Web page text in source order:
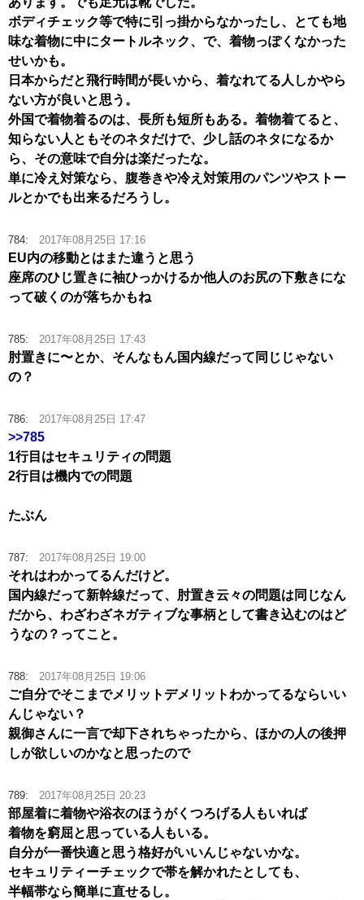
ボディチェック等で特に引っ掛からなかったし、とても地
味な着物に中にタートルネック、で、着物っぽくなかった
せいかも。
日本からだと飛行時間が長いから、着なれてる人しかやら
ない方が良いと思う。
外国で着物着るのは、長所も短所もある。着物着てると、
知らない人ともそのネタだけで、少し話のネタになるか
ら、その意味で自分は楽だったな。
単に冷え対策なら、腹巻きや冷え対策用のパンツやストー
ルとかでも出来るだろうし。
784: 2017年08月25日 17:16
EU内の移動とはまた違うと思う
座席のひじ置きに袖ひっかけるか他人のお尻の下敷きにな
って破くのが落ちかもね
785: 2017年08月25日 17:43
肘置きに〜とか、そんなもん国内線だって同じじゃない
の？
786: 2017年08月25日 17:47
>>785
1行目はセキュリティの問題
2行目は機内での問題
たぶん
787: 2017年08月25日 19:00
それはわかってるんだけど。
国内線だって新幹線だって、肘置き云々の問題は同じなん
だから、わざわざネガティブな事柄として書き込むのはど
うなの？ってこと。
788: 2017年08月25日 19:06
ご自分でそこまでメリットデメリットわかってるならいい
んじゃない？
親御さんに一言で却下されちゃったから、ほかの人の後押
しが欲しいのかなと思ったので
789: 2017年08月25日 20:23
部屋着に着物や浴衣のほうがくつろげる人もいれば
着物を窮屈と思っている人もいる。
自分が一番快適と思う格好がいいんじゃないかな。
セキュリティーチェックで帯を解かれたとしても、
半幅帯なら簡単に直せるし。